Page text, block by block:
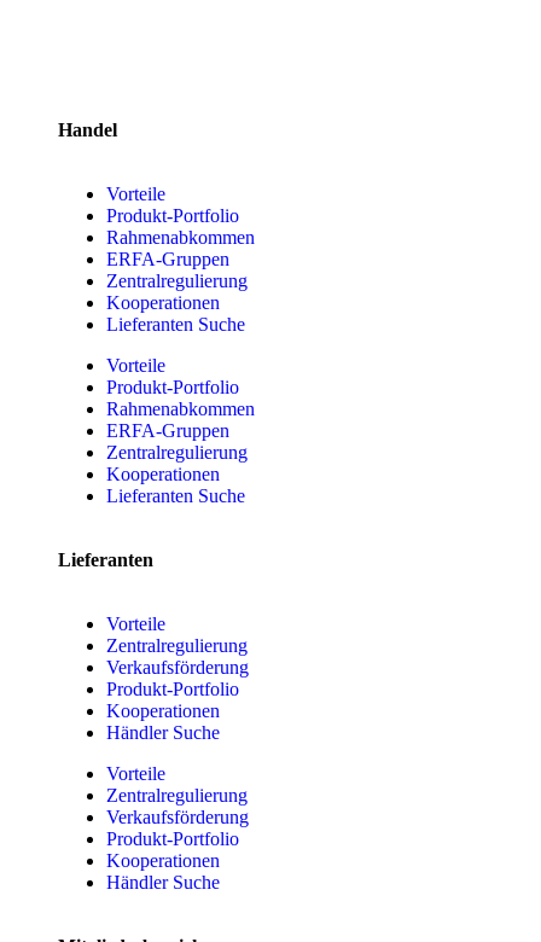
Handel
Vorteile
Produkt-Portfolio
Rahmenabkommen
ERFA-Gruppen
Zentralregulierung
Kooperationen
Lieferanten Suche
Vorteile
Produkt-Portfolio
Rahmenabkommen
ERFA-Gruppen
Zentralregulierung
Kooperationen
Lieferanten Suche
Lieferanten
Vorteile
Zentralregulierung
Verkaufsförderung
Produkt-Portfolio
Kooperationen
Händler Suche
Vorteile
Zentralregulierung
Verkaufsförderung
Produkt-Portfolio
Kooperationen
Händler Suche